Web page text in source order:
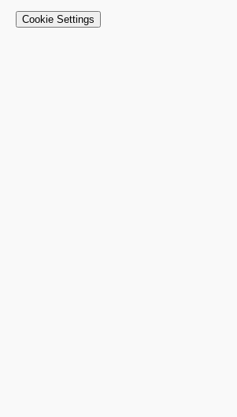
Cookie Settings